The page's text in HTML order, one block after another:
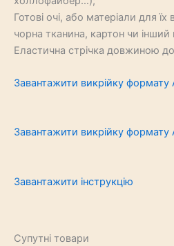
Готові очі, або матеріали для їх
чорна тканина, картон чи інший
Еластична стрічка довжиною
Завантажити викрійку формату
Завантажити викрійку формату
Завантажити інструкцію
Супутні товари